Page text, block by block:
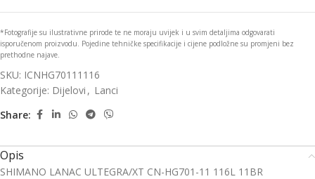
*Fotografije su ilustrativne prirode te ne moraju uvijek i u svim detaljima odgovarati
isporučenom proizvodu. Pojedine tehničke specifikacije i cijene podložne su promjeni bez
prethodne najave.
SKU: ICNHG70111116
Kategorije: Dijelovi , Lanci
Share:
Opis
SHIMANO LANAC ULTEGRA/XT CN-HG701-11 116L 11BR